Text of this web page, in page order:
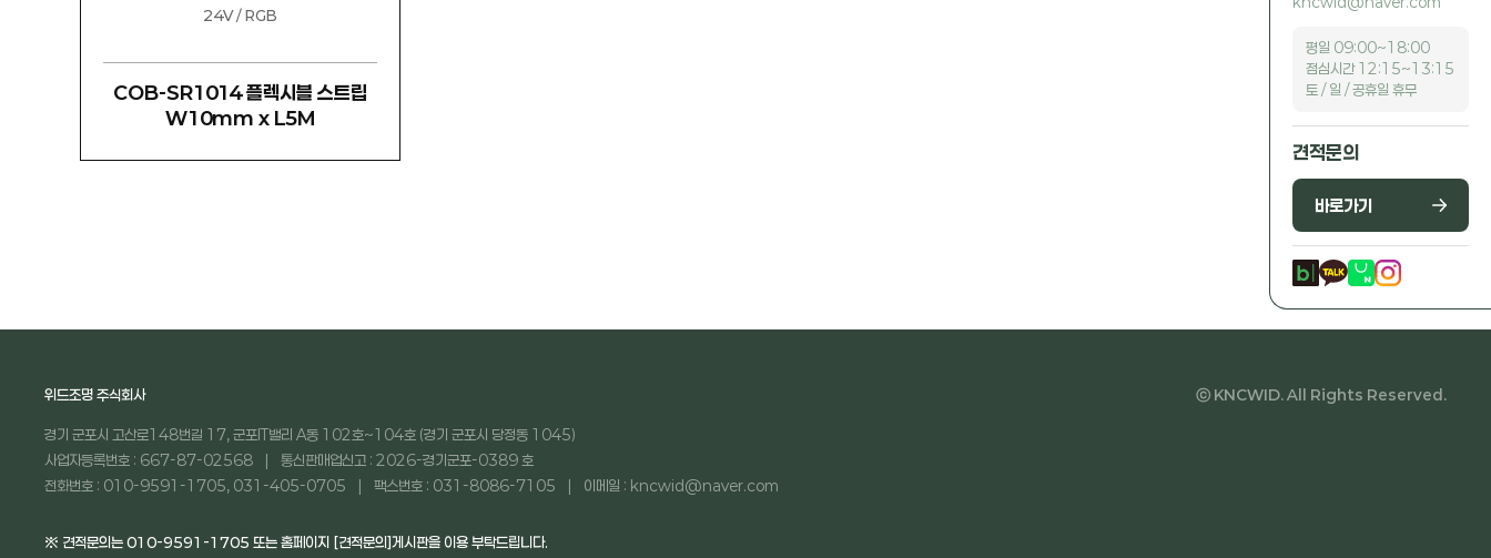
평일 09:00~18:00
점심시간 12:15~13:15
토 / 일 / 공휴일 휴무
견적문의
바로가기
24V / RGB
COB-SR1014 플렉시블 스트립
W10mm x L5M
위드조명 주식회사
경기 군포시 고산로148번길 17, 군포IT밸리 A동 102호~104호 (경기 군포시 당정동 1045)
사업자등록번호 : 667-87-02568
통신판매업신고 : 2026-경기군포-0389 호
전화번호 : 010-9591-1705, 031-405-0705
팩스번호 : 031-8086-7105 이메일 : kncwid@naver.com
※ 견적문의는 010-9591-1705 또는 홈페이지 [견적문의]게시판을 이용 부탁드립니다.
ⓒ KNCWID. All Rights Reserved.